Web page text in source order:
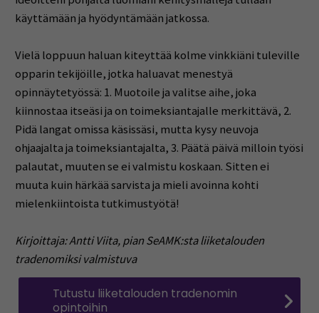
käyttämään ja hyödyntämään jatkossa.
Vielä loppuun haluan kiteyttää kolme vinkkiäni tuleville
opparin tekijöille, jotka haluavat menestyä
opinnäytetyössä: 1. Muotoile ja valitse aihe, joka
kiinnostaa itseäsi ja on toimeksiantajalle merkittävä, 2.
Pidä langat omissa käsissäsi, mutta kysy neuvoja
ohjaajalta ja toimeksiantajalta, 3. Päätä päivä milloin työsi
palautat, muuten se ei valmistu koskaan. Sitten ei
muuta kuin härkää sarvista ja mieli avoinna kohti
mielenkiintoista tutkimustyötä!
Kirjoittaja: Antti Viita, pian SeAMK:sta liiketalouden
tradenomiksi valmistuva
Tutustu liiketalouden tradenomin
opintoihin